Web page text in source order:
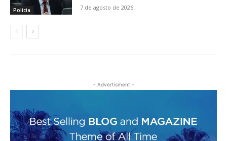
Polícia 7 de agosto de 2026
- Advertisment -